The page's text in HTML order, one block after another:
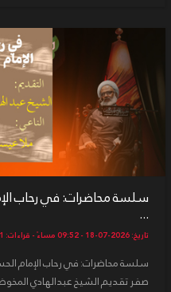
سلسة محاضرات: في رحاب
...
تاريخ: 2026-07-18 - 09:52 مساءً - قراءات: 111
سلسة محاضرات: في رحاب الإمام
صفر تقديم الشيخ عبدالهادي